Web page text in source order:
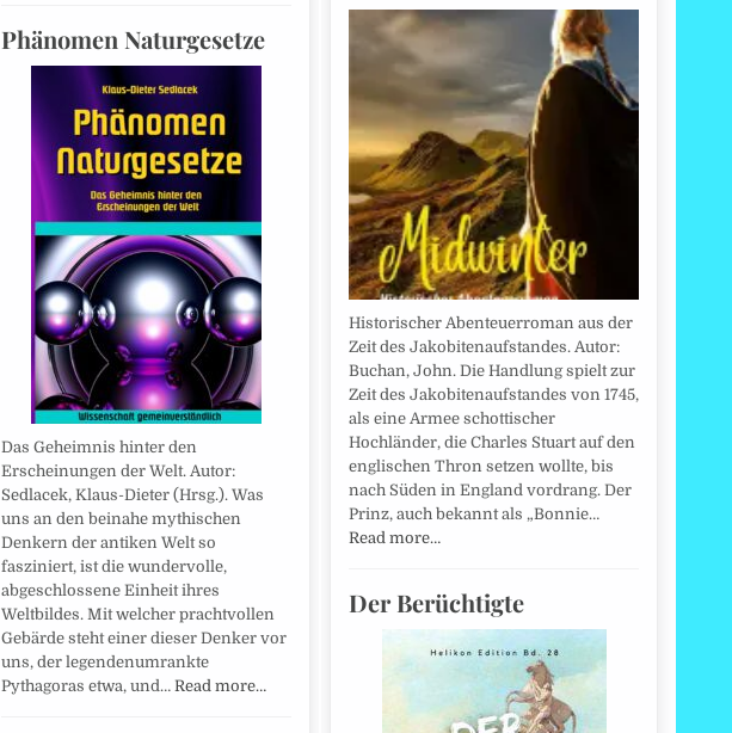
Phänomen Naturgesetze
Das Geheimnis hinter den
Erscheinungen der Welt. Autor:
Sedlacek, Klaus-Dieter (Hrsg.). Was
uns an den beinahe mythischen
Denkern der antiken Welt so
fasziniert, ist die wundervolle,
abgeschlossene Einheit ihres
Weltbildes. Mit welcher prachtvollen
Gebärde steht einer dieser Denker vor
uns, der legendenumrankte
Pythagoras etwa, und… Read more…
Historischer Abenteuerroman aus der
Zeit des Jakobitenaufstandes. Autor:
Buchan, John. Die Handlung spielt zur
Zeit des Jakobitenaufstandes von 1745,
als eine Armee schottischer
Hochländer, die Charles Stuart auf den
englischen Thron setzen wollte, bis
nach Süden in England vordrang. Der
Prinz, auch bekannt als „Bonnie…
Read more…
Der Berüchtigte